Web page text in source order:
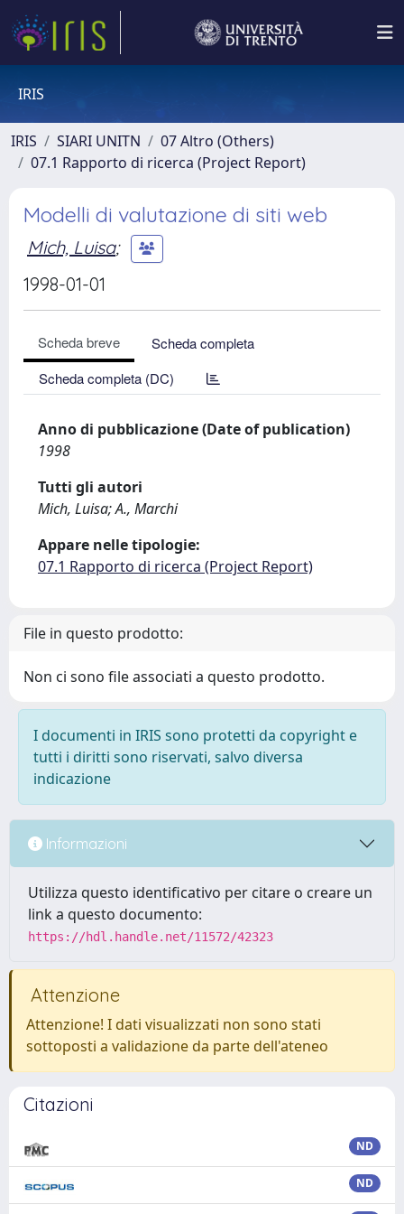
IRIS
IRIS SIARI UNITN
07 Altro (Others)
07.1 Rapporto di ricerca (Project Report)
Modelli di valutazione di siti web
Mich, Luisa;
1998-01-01
Scheda breve
Scheda completa
Scheda completa (DC)
Anno di pubblicazione (Date of publication)
1998
Tutti gli autori
Mich, Luisa; A., Marchi
Appare nelle tipologie:
07.1 Rapporto di ricerca (Project Report)
File in questo prodotto:
Non ci sono file associati a questo prodotto.
I documenti in IRIS sono protetti da copyright e
tutti i diritti sono riservati, salvo diversa
indicazione
Informazioni
Utilizza questo identificativo per citare o creare un
link a questo documento:
https://hdl.handle.net/11572/42323
Attenzione
Attenzione! I dati visualizzati non sono stati
sottoposti a validazione da parte dell'ateneo
Citazioni
ND
ND